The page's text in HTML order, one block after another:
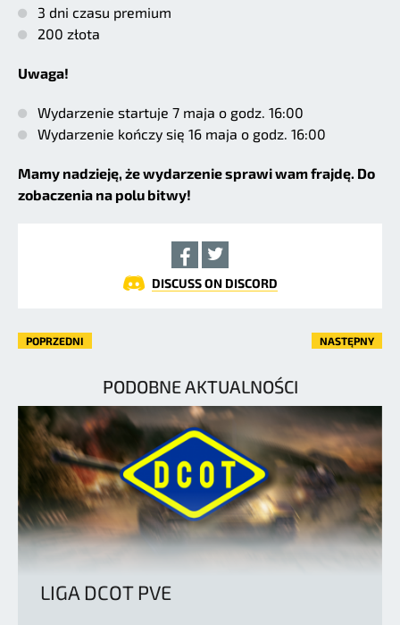
3 dni czasu premium
200 złota
Uwaga!
Wydarzenie startuje 7 maja o godz. 16:00
Wydarzenie kończy się 16 maja o godz. 16:00
Mamy nadzieję, że wydarzenie sprawi wam frajdę. Do
zobaczenia na polu bitwy!
DISCUSS ON DISCORD
POPRZEDNI NASTĘPNY
PODOBNE AKTUALNOŚCI
LIGA DCOT PVE